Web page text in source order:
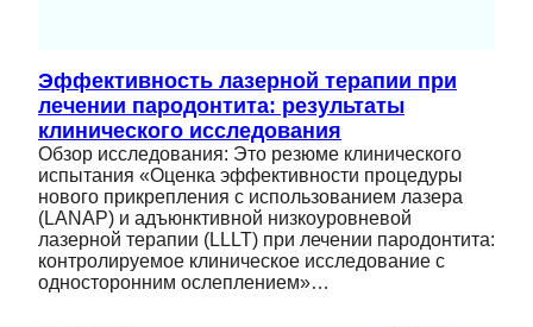
Эффективность лазерной терапии при
лечении пародонтита: результаты
клинического исследования
Обзор исследования: Это резюме клинического
испытания «Оценка эффективности процедуры
нового прикрепления с использованием лазера
(LANAP) и адъюнктивной низкоуровневой
лазерной терапии (LLLT) при лечении пародонтита:
контролируемое клиническое исследование с
односторонним ослеплением»…